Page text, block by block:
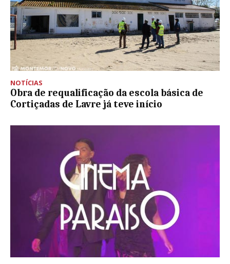
NOTÍCIAS
Obra de requalificação da escola básica de
Cortiçadas de Lavre já teve início